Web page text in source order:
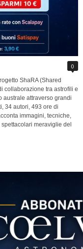
0
ShaRA (Shared
collaborazione tra astrofili e
australe attraverso grandi
34 autori, 493 ore di
immagini, tecniche,
meraviglie del